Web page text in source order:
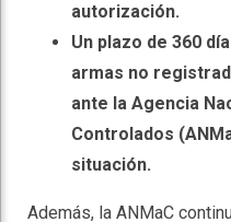
autorización.
Un plazo de 360
armas no
ante la Agencia
Controlados
situación.
Además, la ANMaC